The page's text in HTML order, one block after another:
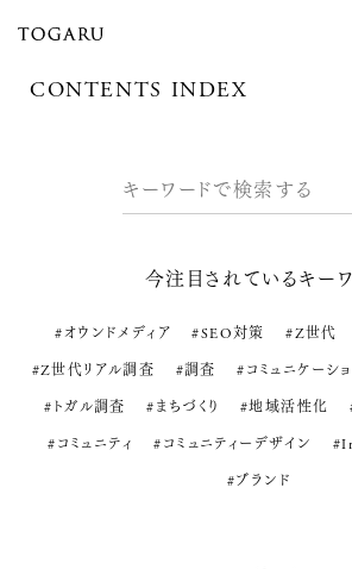
CONTENTS INDEX
今注目されているキー
#オウンドメディア #SEO対策 #Z世代
#Z世代リアル調査 #調査 #コミュニケーシ
#トガル調査 #まちづくり #地域活性化
#コミュニティ #コミュニティーデザイン
#ブランド